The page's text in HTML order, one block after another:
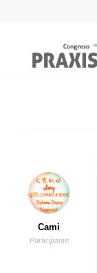
Cami
Participante